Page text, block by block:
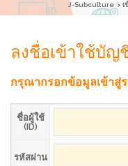
J-Subculture เ
ลงชื่อเข้าใช้บั
กรุณากรอกข้อมูลเข้าสู่
ชื่อผู้ใช้
(ID)
รหัสผ่าน